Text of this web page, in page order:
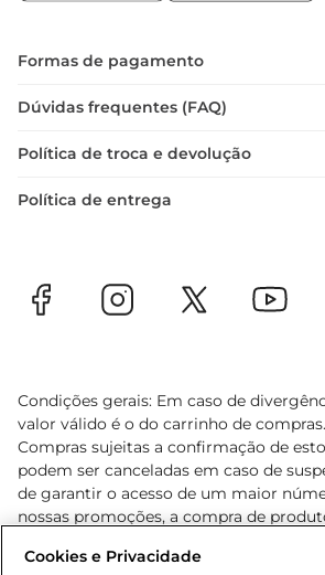
uma escolha que não
como um verdadeiro
para a sua mesa.
Formas de pagamento
Dúvidas frequentes (FAQ)
Política de troca e devolução
Política de entrega
Condições gerais: Em caso de
valor válido é o do carrinho de
Compras sujeitas a confirmação de
podem ser canceladas em caso de
de garantir o acesso de um maior
nossas promoções, a compra de
cliente. Os preços, ofertas e condições
Cookies e Privacidade